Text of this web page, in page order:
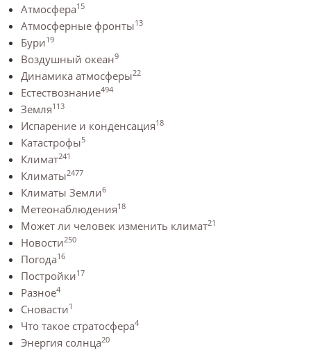
Атмосфера15
Атмосферные фронты13
Бури19
Воздушный океан9
Динамика атмосферы22
Естествознание494
Земля113
Испарение и конденсация18
Катастрофы5
Климат241
Климаты2477
Климаты Земли6
Метеонаблюдения18
Может ли человек изменить климат21
Новости250
Погода16
Постройки17
Разное4
Сновасти1
Что такое стратосфера4
Энергия солнца20